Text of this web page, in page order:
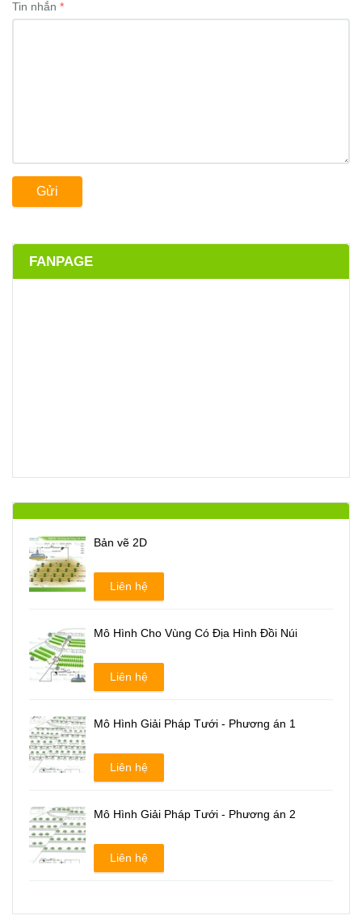
Tin nhắn
Gửi
FANPAGE
Bản vẽ 2D
Liên hệ
Mô Hình Cho Vùng Có Địa Hình Đồi Núi
Liên hệ
Mô Hình Giải Pháp Tưới - Phương án 1
Liên hệ
Mô Hình Giải Pháp Tưới - Phương án 2
Liên hệ